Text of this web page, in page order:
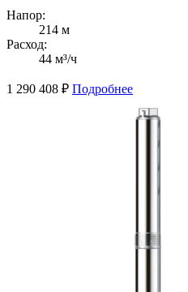
Напор:
214 м
Расход:
44 м³/ч
1 290 408 ₽ Подробнее